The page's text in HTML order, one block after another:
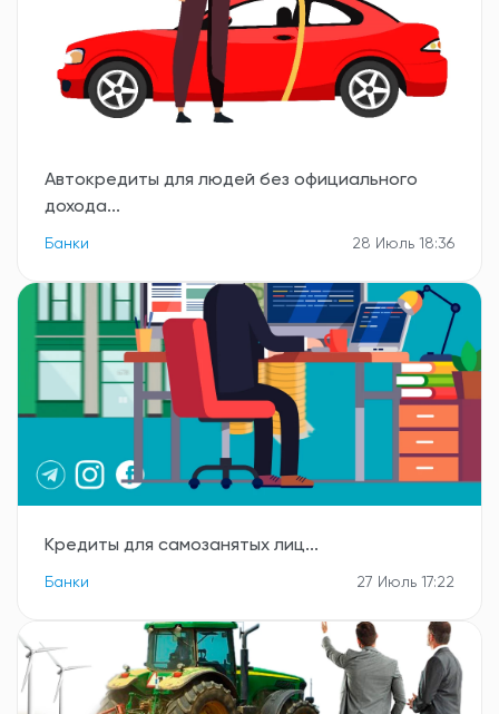
Автокредиты для людей без официального
дохода...
Банки 28 Июль 18:36
Кредиты для самозанятых лиц...
Банки 27 Июль 17:22